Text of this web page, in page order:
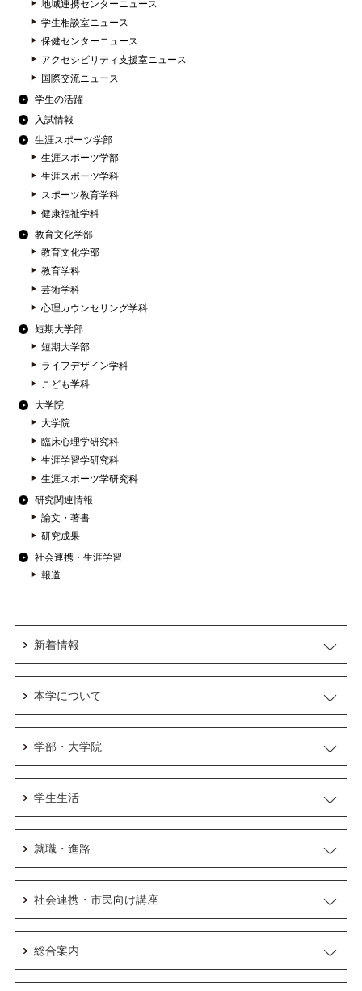
地域連携センターニュース
学生相談室ニュース
保健センターニュース
アクセシビリティ支援室ニュース
国際交流ニュース
学生の活躍
入試情報
生涯スポーツ学部
生涯スポーツ学部
生涯スポーツ学科
スポーツ教育学科
健康福祉学科
教育文化学部
教育文化学部
教育学科
芸術学科
心理カウンセリング学科
短期大学部
短期大学部
ライフデザイン学科
こども学科
大学院
大学院
臨床心理学研究科
生涯学習学研究科
生涯スポーツ学研究科
研究関連情報
論文・著書
研究成果
社会連携・生涯学習
報道
新着情報
本学について
学部・大学院
学生生活
就職・進路
社会連携・市民向け講座
総合案内